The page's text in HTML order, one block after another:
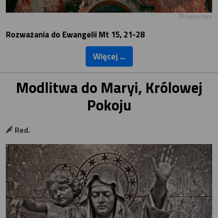
Adobe Stock
Rozważania do Ewangelii Mt 15, 21-28
Więcej ...
Modlitwa do Maryi, Królowej
Pokoju
Red.